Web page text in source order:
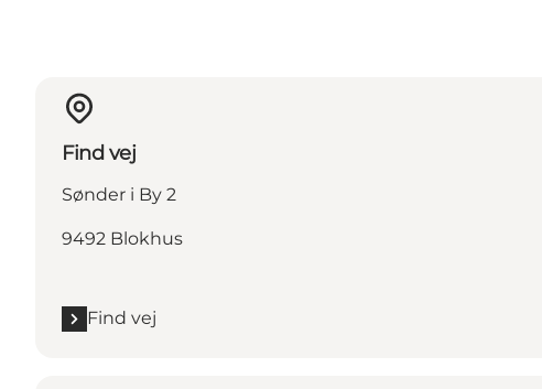
Find vej
Sønder i By 2
9492 Blokhus
Find vej